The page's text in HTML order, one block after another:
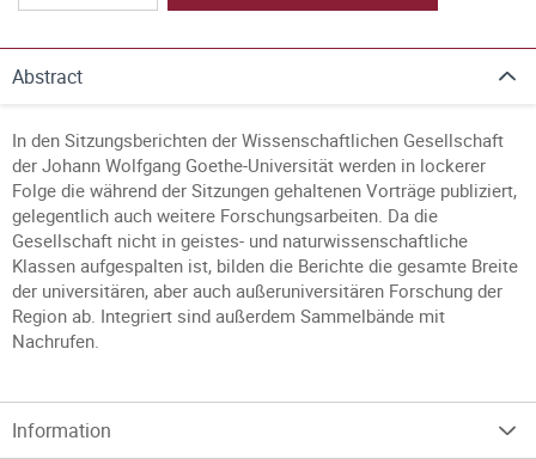
Abstract
In den Sitzungsberichten der Wissenschaftlichen Gesellschaft
der Johann Wolfgang Goethe-Universität werden in lockerer
Folge die während der Sitzungen gehaltenen Vorträge publiziert,
gelegentlich auch weitere Forschungsarbeiten. Da die
Gesellschaft nicht in geistes- und naturwissenschaftliche
Klassen aufgespalten ist, bilden die Berichte die gesamte Breite
der universitären, aber auch außeruniversitären Forschung der
Region ab. Integriert sind außerdem Sammelbände mit
Nachrufen.
Information